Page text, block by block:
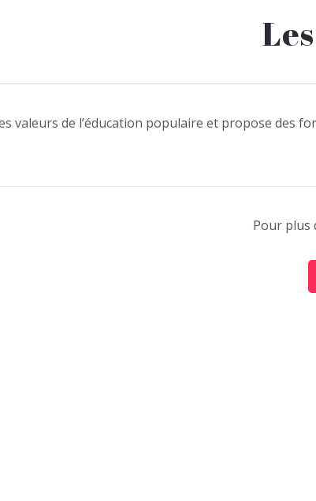
valeurs de l’éducation populaire et propose des
Pour plus